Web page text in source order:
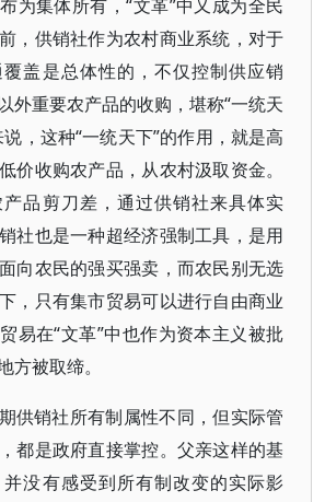
为集体所有，“文革”中又成为全民
，供销社作为农村商业系统，对于
盖是总体性的，不仅控制供应销
外重要农产品的收购，堪称“一统天
，这种“一统天下”的作用，就是高
价收购农产品，从农村汲取资金。
品剪刀差，通过供销社来具体实
社也是一种超经济强制工具，是用
向农民的强买强卖，而农民别无选
，只有集市贸易可以进行自由商业
易在“文革”中也作为资本主义被批
方被取缔。
供销社所有制属性不同，但实际管
都是政府直接掌控。父亲这样的基
没有感受到所有制改变的实际影